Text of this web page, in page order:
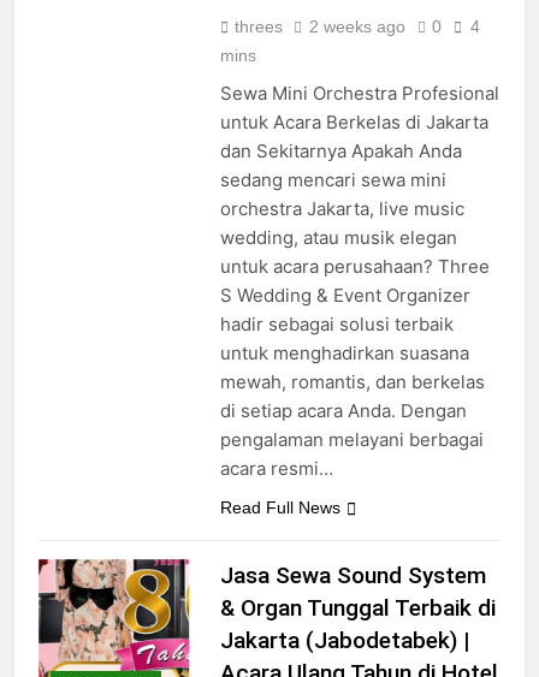
threes
Sewa Mini Orchestra Profesional
untuk Acara Berkelas di Jakarta
dan Sekitarnya Apakah Anda
sedang mencari sewa mini
orchestra Jakarta, live music
wedding, atau musik elegan
untuk acara perusahaan? Three
S Wedding & Event Organizer
hadir sebagai solusi terbaik
untuk menghadirkan suasana
mewah, romantis, dan berkelas
di setiap acara Anda. Dengan
pengalaman melayani berbagai
Jasa Sewa Sound System
& Organ Tunggal Terbaik di
Jakarta (Jabodetabek) |